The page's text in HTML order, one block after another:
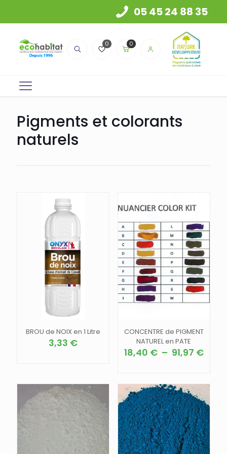
05 45 24 88 35
0 0
Pigments et colorants
naturels
BROU de NOIX en 1 Litre
3,33 €
CONCENTRE de PIGMENT
NATUREL en PATE
18,40 € – 91,97 €
à
a
plusieurs
variations.
Les
options
peuvent
être
choisies